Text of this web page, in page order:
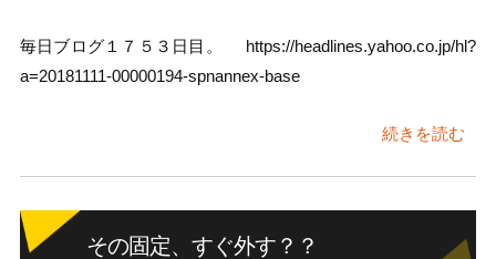
毎日ブログ１７５３日目。 https://headlines.yahoo.co.jp/hl?
a=20181111-00000194-spnannex-base
続きを読む
その固定、すぐ外す？？